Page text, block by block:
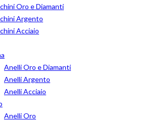
Oro e Diamanti
Argento
Acciaio
Anelli Oro e Diamanti
Anelli Argento
Anelli Acciaio
Anelli Oro